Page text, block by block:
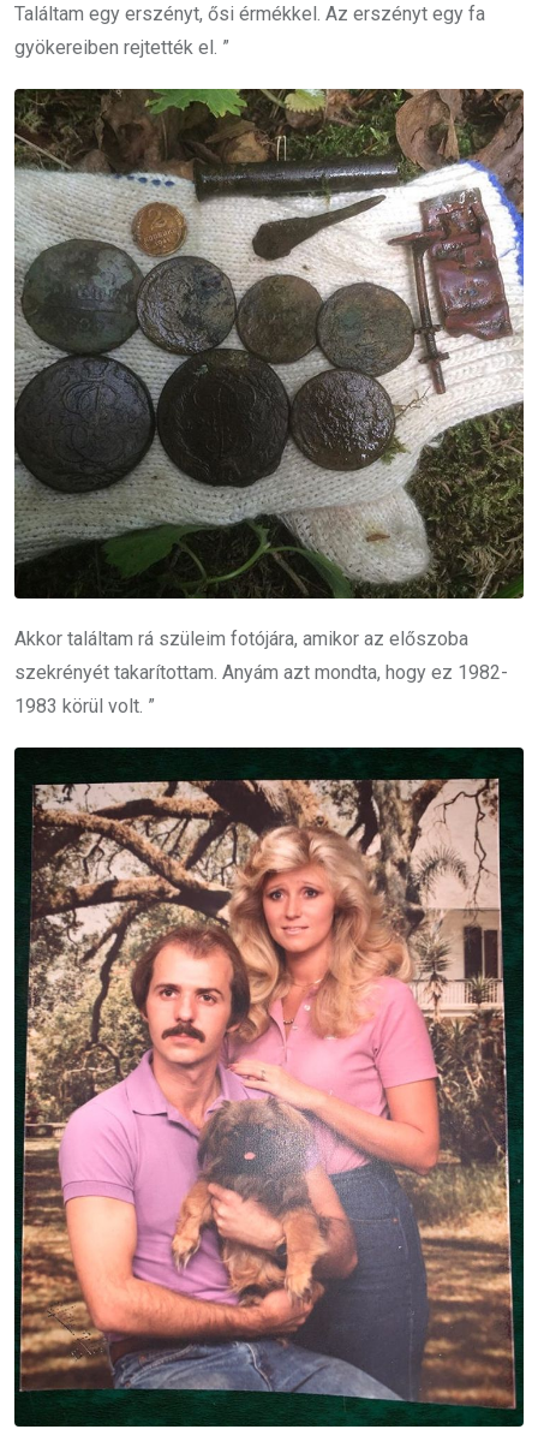
Találtam egy erszényt, ősi érmékkel. Az erszényt egy fa
gyökereiben rejtették el. ”
Akkor találtam rá szüleim fotójára, amikor az előszoba
szekrényét takarítottam. Anyám azt mondta, hogy ez 1982-
1983 körül volt. ”